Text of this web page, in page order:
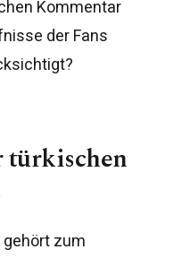
Kommentar
der Fans
türkischen
gehört zum